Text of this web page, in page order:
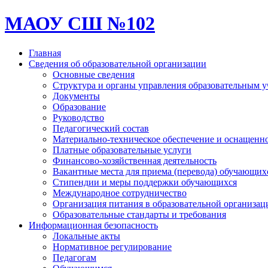
МАОУ СШ №102
Главная
Сведения об образовательной организации
Основные сведения
Структура и органы управления образовательным
Документы
Образование
Руководство
Педагогический состав
Материально-техническое обеспечение и
Платные образовательные услуги
Финансово-хозяйственная деятельность
Вакантные места для приема (перевода)
Стипендии и меры поддержки обучающихся
Международное сотрудничество
Организация питания в образовательной
Образовательные стандарты и требования
Информационная безопасность
Локальные акты
Нормативное регулирование
Педагогам